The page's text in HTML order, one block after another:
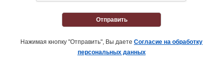
Отправить
Нажимая кнопку "Отправить", Вы даете Согласие на обработку
персональных данных